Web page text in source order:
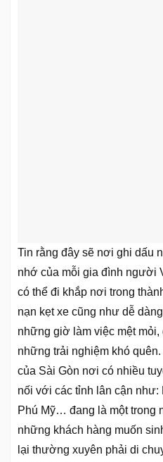
Tin rằng đây sẽ nơi ghi dấu
nhớ của mỗi gia đình người
có thể đi khắp nơi trong
nạn kẹt xe cũng như dễ
những giờ làm việc mệt
những trải nghiệm khó
của Sài Gòn nơi có nhiều
nối với các tỉnh lân cận
Phú Mỹ… đang là một trong
những khách hàng muốn
lại thường xuyên phải di